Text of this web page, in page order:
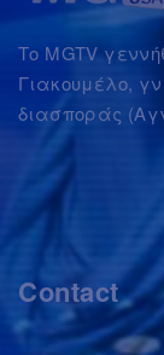
Το MGTV
Γιακουμέλο,
διασποράς
Contact